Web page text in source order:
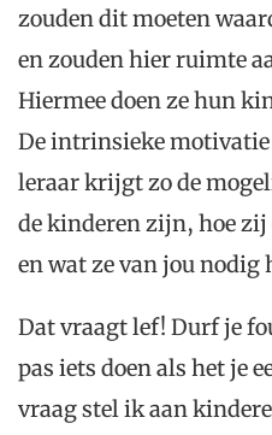
zouden dit moeten
en zouden hier ruimte
Hiermee doen ze hun
De intrinsieke
leraar krijgt zo de
de kinderen zijn, hoe
en wat ze van jou nodig
Dat vraagt lef! Durf je
pas iets doen als het je
vraag stel ik aan